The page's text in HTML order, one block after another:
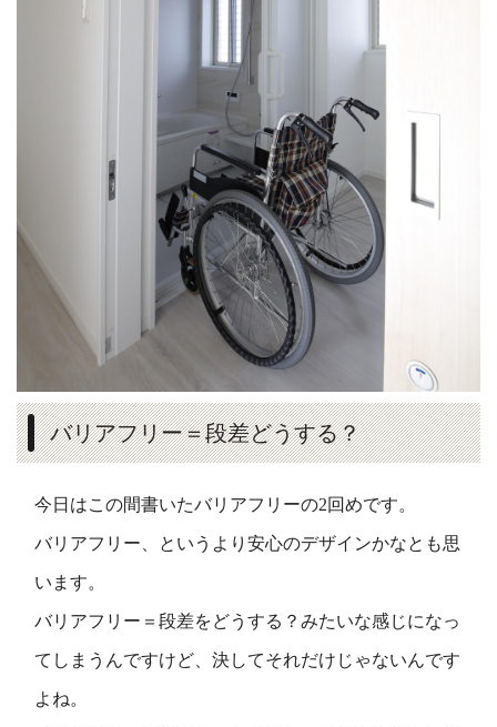
バリアフリー＝段差どうする？
今日はこの間書いたバリアフリーの2回めです。
バリアフリー、というより安心のデザインかなとも思
います。
バリアフリー＝段差をどうする？みたいな感じになっ
てしまうんですけど、決してそれだけじゃないんです
よね。